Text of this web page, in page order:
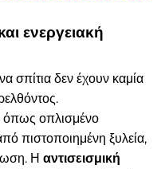
ενεργειακή
σπίτια δεν έχουν καμία
όπως οπλισμένο
πιστοποιημένη ξυλεία,
Η αντισεισμική